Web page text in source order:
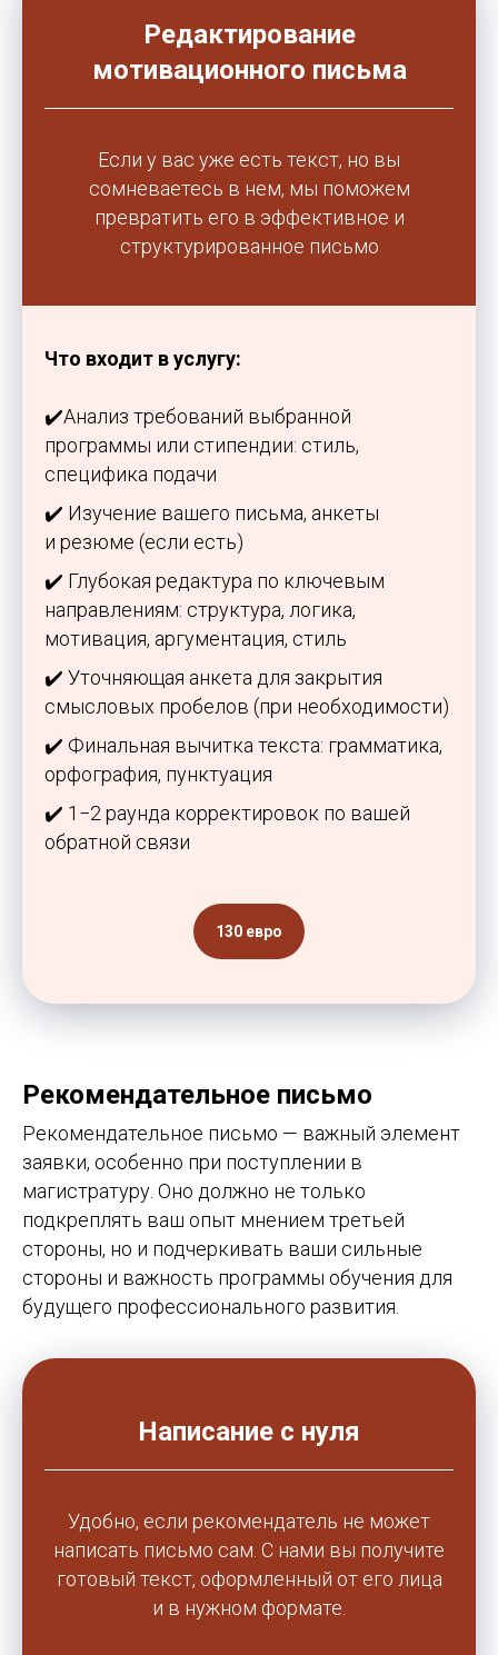
Редактирование
мотивационного письма
Если у вас уже есть текст, но вы
сомневаетесь в нем, мы поможем
превратить его в эффективное и
структурированное письмо
Что входит в услугу:
✔️Анализ требований выбранной
программы или стипендии: стиль,
специфика подачи
✔️ Изучение вашего письма, анкеты
и резюме (если есть)
✔️ Глубокая редактура по ключевым
направлениям: структура, логика,
мотивация, аргументация, стиль
✔️ Уточняющая анкета для закрытия
смысловых пробелов (при необходимости)
✔️ Финальная вычитка текста: грамматика,
орфография, пунктуация
✔️ 1−2 раунда корректировок по вашей
обратной связи
130 евро
Рекомендательное письмо
Рекомендательное письмо — важный элемент
заявки, особенно при поступлении в
магистратуру. Оно должно не только
подкреплять ваш опыт мнением третьей
стороны, но и подчеркивать ваши сильные
стороны и важность программы обучения для
будущего профессионального развития.
Написание с нуля
Удобно, если рекомендатель не может
написать письмо сам. С нами вы получите
готовый текст, оформленный от его лица
и в нужном формате.